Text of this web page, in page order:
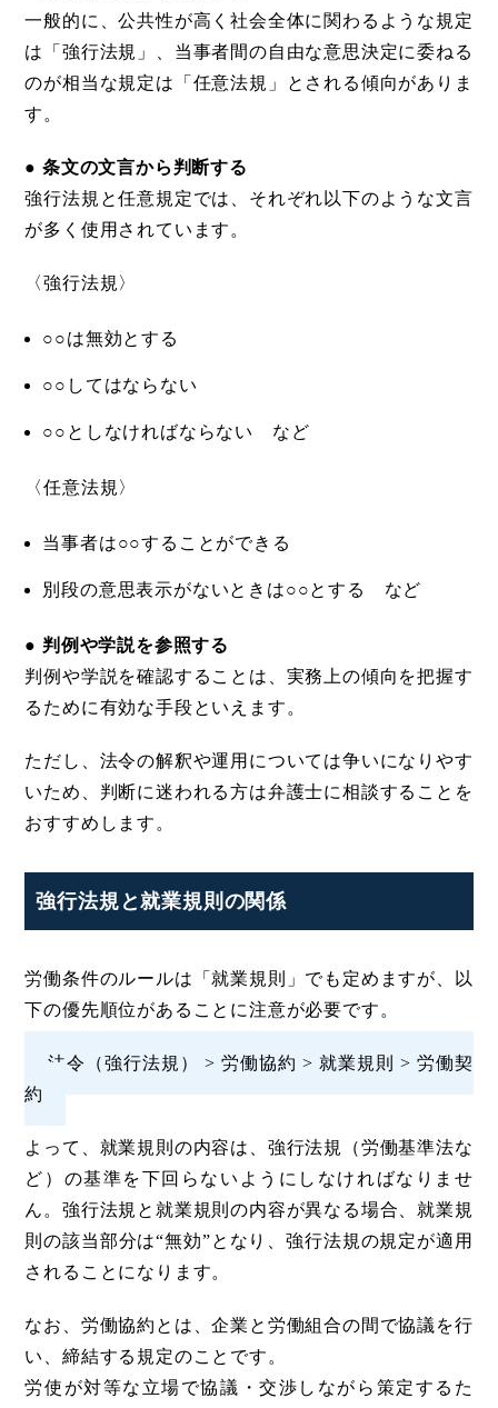
一般的に、公共性が高く社会全体に関わるような規定
は「強行法規」、当事者間の自由な意思決定に委ねる
のが相当な規定は「任意法規」とされる傾向がありま
す。
● 条文の文言から判断する
強行法規と任意規定では、それぞれ以下のような文言
が多く使用されています。
〈強行法規〉
○○は無効とする
○○してはならない
○○としなければならない など
〈任意法規〉
当事者は○○することができる
別段の意思表示がないときは○○とする など
● 判例や学説を参照する
判例や学説を確認することは、実務上の傾向を把握す
るために有効な手段といえます。
ただし、法令の解釈や運用については争いになりやす
いため、判断に迷われる方は弁護士に相談することを
おすすめします。
強行法規と就業規則の関係
労働条件のルールは「就業規則」でも定めますが、以
下の優先順位があることに注意が必要です。
法令（強行法規） > 労働協約 > 就業規則 > 労働契
約
よって、就業規則の内容は、強行法規（労働基準法な
ど）の基準を下回らないようにしなければなりませ
ん。強行法規と就業規則の内容が異なる場合、就業規
則の該当部分は“無効”となり、強行法規の規定が適用
されることになります。
なお、労働協約とは、企業と労働組合の間で協議を行
い、締結する規定のことです。
労使が対等な立場で協議・交渉しながら策定するた